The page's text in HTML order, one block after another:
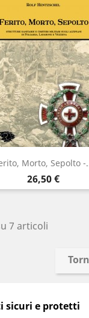
Morto, Sepolto -
Prezzo
26,50 €
7 articoli
sicuri e protetti